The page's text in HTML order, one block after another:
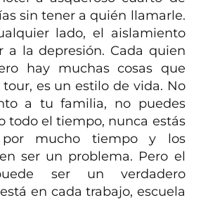
sin tener a quién llamarle.
lado, el aislamiento
a la depresión. Cada quien
hay muchas cosas que
es un estilo de vida. No
a tu familia, no puedes
todo el tiempo, nunca estás
mucho tiempo y los
ser un problema. Pero el
ser un verdadero
en cada trabajo, escuela